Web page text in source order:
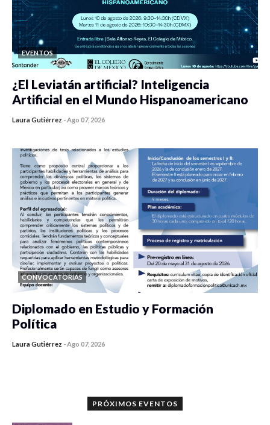
EVENTOS
¿El Leviatán artificial? Inteligencia
Artificial en el Mundo Hispanoamericano
Laura Gutiérrez -Ago 07, 2026
CONVOCATORIAS
Diplomado en Estudio y Formación
Política
Laura Gutiérrez -Ago 07, 2026
PRÓXIMOS EVENTOS